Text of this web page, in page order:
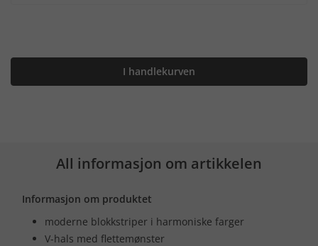
I handlekurven
All informasjon om artikkelen
Informasjon om produktet
moderne blokkstriper i harmoniske farger
V-hals med flettemønster